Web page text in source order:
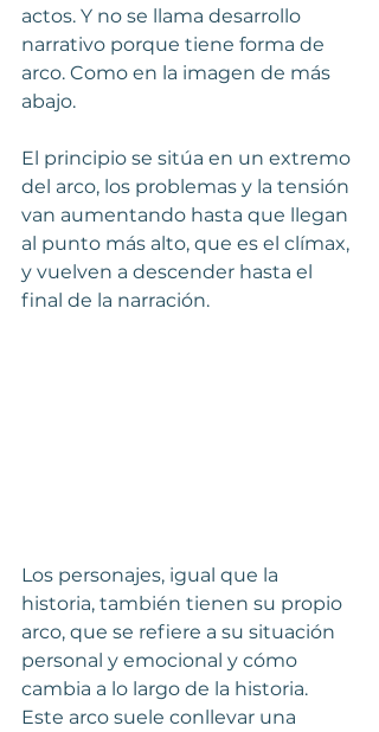
actos. Y no se llama desarrollo
narrativo porque tiene forma de
arco. Como en la imagen de más
abajo.
El principio se sitúa en un extremo
del arco, los problemas y la tensión
van aumentando hasta que llegan
al punto más alto, que es el clímax,
y vuelven a descender hasta el
final de la narración.
Los personajes, igual que la
historia, también tienen su propio
arco, que se refiere a su situación
personal y emocional y cómo
cambia a lo largo de la historia.
Este arco suele conllevar una